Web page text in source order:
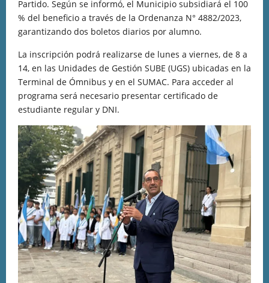
Partido. Según se informó, el Municipio subsidiará el 100
% del beneficio a través de la Ordenanza N° 4882/2023,
garantizando dos boletos diarios por alumno.
La inscripción podrá realizarse de lunes a viernes, de 8 a
14, en las Unidades de Gestión SUBE (UGS) ubicadas en la
Terminal de Ómnibus y en el SUMAC. Para acceder al
programa será necesario presentar certificado de
estudiante regular y DNI.